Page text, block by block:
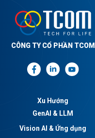
CÔNG TY CỔ PHẦN TCOM
Xu Hướng
GenAI & LLM
Vision AI & Ứng dụng